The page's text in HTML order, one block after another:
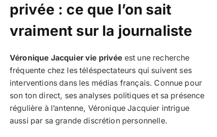
privée : ce que l’on sait
vraiment sur la journaliste
Véronique Jacquier vie privée est une recherche
fréquente chez les téléspectateurs qui suivent ses
interventions dans les médias français. Connue pour
son ton direct, ses analyses politiques et sa présence
régulière à l’antenne, Véronique Jacquier intrigue
aussi par sa grande discrétion personnelle.